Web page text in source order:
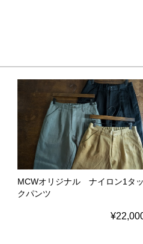
MCWオリジナル ナイロン1タ
クパンツ